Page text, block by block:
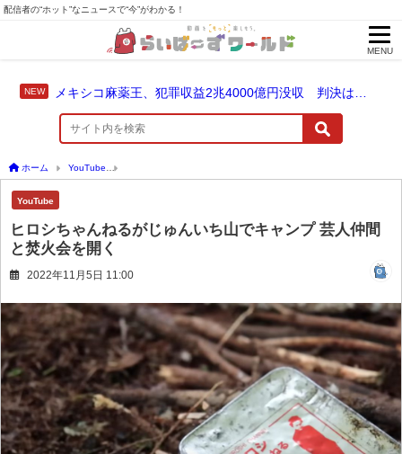
配信者の“ホット”なニュースで“今”がわかる！
MENU
ホーム YouTube
YouTube
ヒロシちゃんねるがじゅんいち山でキャンプ 芸人仲間
と焚火会を開く
2022年11月5日 11:00